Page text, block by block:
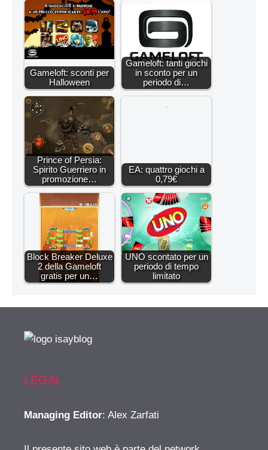
Gameloft: sconti per
Halloween
Gameloft: tanti giochi
in sconto per un
periodo di…
Prince of Persia:
Spirito Guerriero in
promozione…
EA: quattro giochi a
0,79€
Block Breaker Deluxe
2 della Gameloft
gratis per un…
UNO scontato per un
periodo di tempo
limitato
LEGAL
Managing Editor: Alex Zarfati